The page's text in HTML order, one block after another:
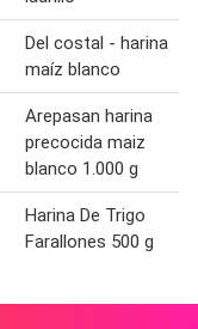
Del costal - harina
maíz blanco
Arepasan harina
precocida maiz
blanco 1.000 g
Harina De Trigo
Farallones 500 g